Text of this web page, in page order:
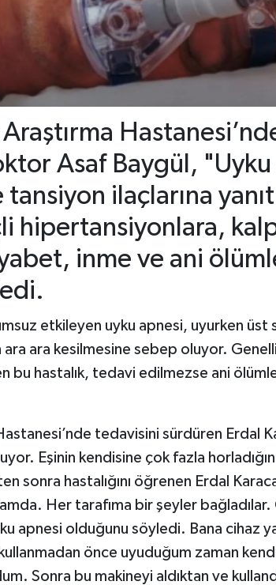
Asaf Baygül, "Uyku
ilaçlarına yanıt
hipertansiyonlara,
inme ve ani
etkileyen uyku apnesi, uyurken üst
ara ara kesilmesine sebep oluyor.
bu hastalık, tedavi edilmezse ani
tedavisini sürdüren Erdal
Eşinin kendisine çok fazla
sonra hastalığını öğrenen Erdal
Her tarafıma bir şeyler bağladılar.
apnesi olduğunu söyledi. Bana cihaz
önce uyuduğum zaman
Sonra bu makineyi aldıktan ve